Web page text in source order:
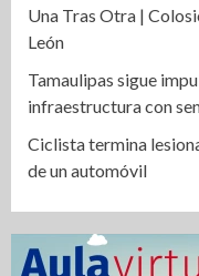
Una Tras Otra |
León
Tamaulipas sigue
infraestructura con
Ciclista termina
de un automóvil